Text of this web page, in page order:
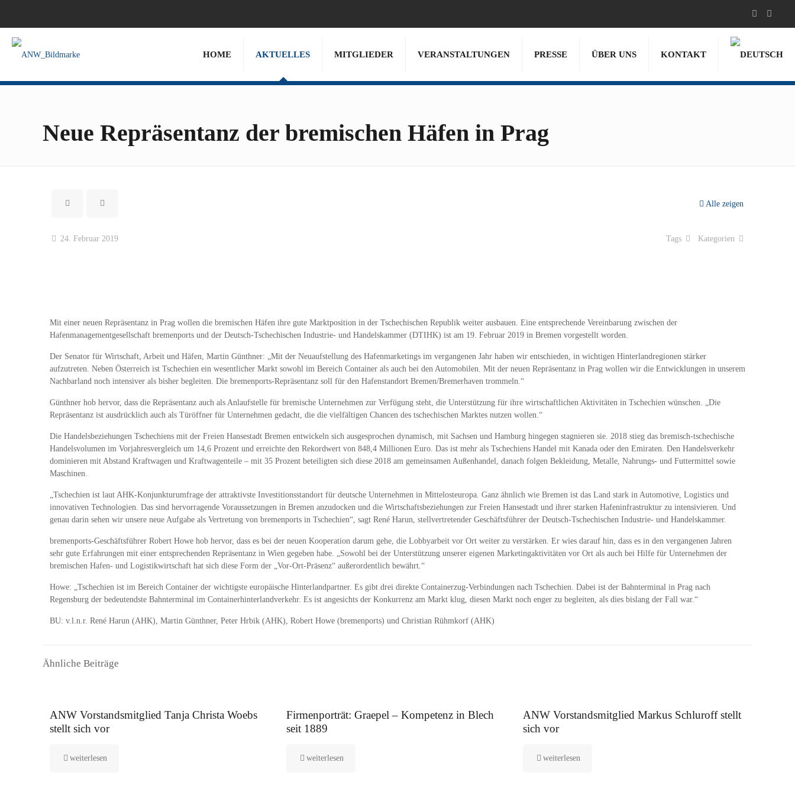
HOME AKTUELLES MITGLIEDER VERANSTALTUNGEN PRESSE ÜBER UNS KONTAKT
Neue Repräsentanz der bremischen Häfen in Prag
Alle zeigen
24. Februar 2019 Kategorien
Tags
Mit einer neuen Repräsentanz in Prag wollen die bremischen Häfen ihre gute Marktposition in der Tschechischen Republik weiter ausbauen. Eine entsprechende Vereinbarung zwischen der
Hafenmanagementgesellschaft bremenports und der Deutsch-Tschechischen Industrie- und Handelskammer (DTIHK) ist am 19. Februar 2019 in Bremen vorgestellt worden.
Der Senator für Wirtschaft, Arbeit und Häfen, Martin Günthner: „Mit der Neuaufstellung des Hafenmarketings im vergangenen Jahr haben wir entschieden, in wichtigen Hinterlandregionen stärker
aufzutreten. Neben Österreich ist Tschechien ein wesentlicher Markt sowohl im Bereich Container als auch bei den Automobilen. Mit der neuen Repräsentanz in Prag wollen wir die Entwicklungen in unserem
Nachbarland noch intensiver als bisher begleiten. Die bremenports-Repräsentanz soll für den Hafenstandort Bremen/Bremerhaven trommeln.“
Günthner hob hervor, dass die Repräsentanz auch als Anlaufstelle für bremische Unternehmen zur Verfügung steht, die Unterstützung für ihre wirtschaftlichen Aktivitäten in Tschechien wünschen. „Die
Repräsentanz ist ausdrücklich auch als Türöffner für Unternehmen gedacht, die die vielfältigen Chancen des tschechischen Marktes nutzen wollen.“
Die Handelsbeziehungen Tschechiens mit der Freien Hansestadt Bremen entwickeln sich ausgesprochen dynamisch, mit Sachsen und Hamburg hingegen stagnieren sie. 2018 stieg das bremisch-tschechische
Handelsvolumen im Vorjahresvergleich um 14,6 Prozent und erreichte den Rekordwert von 848,4 Millionen Euro. Das ist mehr als Tschechiens Handel mit Kanada oder den Emiraten. Den Handelsverkehr
dominieren mit Abstand Kraftwagen und Kraftwagenteile – mit 35 Prozent beteiligten sich diese 2018 am gemeinsamen Außenhandel, danach folgen Bekleidung, Metalle, Nahrungs- und Futtermittel sowie
Maschinen.
„Tschechien ist laut AHK-Konjunkturumfrage der attraktivste Investitionsstandort für deutsche Unternehmen in Mittelosteuropa. Ganz ähnlich wie Bremen ist das Land stark in Automotive, Logistics und
innovativen Technologien. Das sind hervorragende Voraussetzungen in Bremen anzudocken und die Wirtschaftsbeziehungen zur Freien Hansestadt und ihrer starken Hafeninfrastruktur zu intensivieren. Und
genau darin sehen wir unsere neue Aufgabe als Vertretung von bremenports in Tschechien“, sagt René Harun, stellvertretender Geschäftsführer der Deutsch-Tschechischen Industrie- und Handelskammer.
bremenports-Geschäftsführer Robert Howe hob hervor, dass es bei der neuen Kooperation darum gehe, die Lobbyarbeit vor Ort weiter zu verstärken. Er wies darauf hin, dass es in den vergangenen Jahren
sehr gute Erfahrungen mit einer entsprechenden Repräsentanz in Wien gegeben habe. „Sowohl bei der Unterstützung unserer eigenen Marketingaktivitäten vor Ort als auch bei Hilfe für Unternehmen der
bremischen Hafen- und Logistikwirtschaft hat sich diese Form der „Vor-Ort-Präsenz“ außerordentlich bewährt.“
Howe: „Tschechien ist im Bereich Container der wichtigste europäische Hinterlandpartner. Es gibt drei direkte Containerzug-Verbindungen nach Tschechien. Dabei ist der Bahnterminal in Prag nach
Regensburg der bedeutendste Bahnterminal im Containerhinterlandverkehr. Es ist angesichts der Konkurrenz am Markt klug, diesen Markt noch enger zu begleiten, als dies bislang der Fall war.“
BU: v.l.n.r. René Harun (AHK), Martin Günthner, Peter Hrbik (AHK), Robert Howe (bremenports) und Christian Rühmkorf (AHK)
Ähnliche Beiträge
ANW Vorstandsmitglied Tanja Christa Woebs
stellt sich vor
weiterlesen
Firmenporträt: Graepel – Kompetenz in Blech
seit 1889
weiterlesen
ANW Vorstandsmitglied Markus Schluroff stellt
sich vor
weiterlesen